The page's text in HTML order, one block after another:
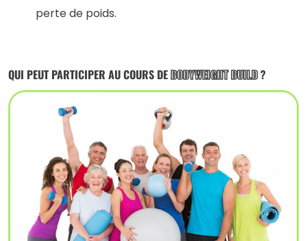
perte de poids.
QUI PEUT PARTICIPER AU COURS DEBODYWEIGHT BUILD?